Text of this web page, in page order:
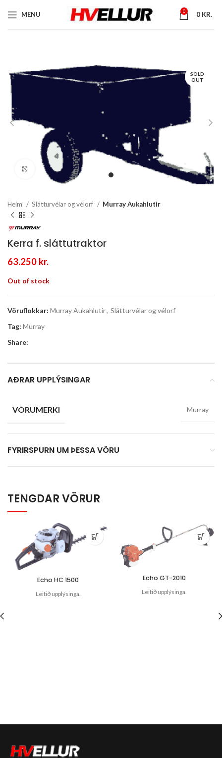
MENU 0 0 KR.
SOLD
OUT
Stækka mynd
Heim Slátturvélar og vélorf Murray Aukahlutir
Kerra f. sláttutraktor
63.250 kr.
Out of stock
Vöruflokkar: Murray Aukahlutir, Slátturvélar og vélorf
Tag: Murray
Share:
AÐRAR UPPLÝSINGAR
VÖRUMERKI Murray
FYRIRSPURN UM ÞESSA VÖRU
TENGDAR VÖRUR
Echo HC 1500
Leitið upplýsinga.
Echo GT-2010
Leitið upplýsinga.